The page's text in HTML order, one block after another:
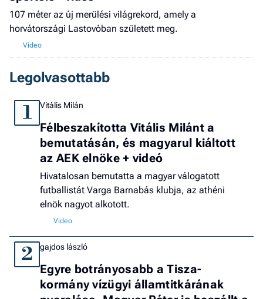
107 méter az új merülési világrekord, amely a
horvátországi Lastovóban született meg.
Legolvasottabb
1 Vitális Milán
Félbeszakította Vitális Milánt a
bemutatásán, és magyarul kiáltott
az AEK elnöke + videó
Hivatalosan bemutatta a magyar válogatott
futballistát Varga Barnabás klubja, az athéni
elnök nagyot alkotott.
2 gajdos lászló
Egyre botrányosabb a Tisza-
kormány vízügyi államtitkárának